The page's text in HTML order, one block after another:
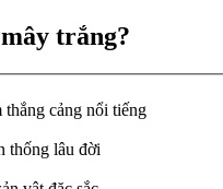
trắng?
cảng nổi tiếng
thống lâu đời